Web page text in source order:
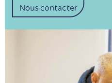
Nous contacter